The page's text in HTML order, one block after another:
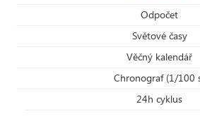
Odpočet
Světové časy
Věčný kalendář
Chronograf (1/100
24h cyklus